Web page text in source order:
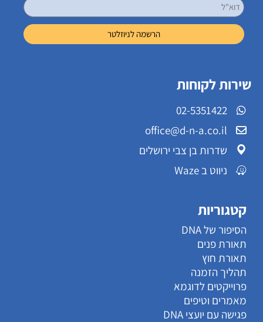
שירות לקוחות
02-5351422
office@d-n-a.co.il
שדרות בן צבי ירושלים
ניווט ב Waze
קטגוריות
הסיפור של DNA
תאורת פנים
תאורת חוץ
תהליך הזמנה
פרוייקטים לדוגמא
מאמרים וטיפים
פגישה עם יועצי DNA